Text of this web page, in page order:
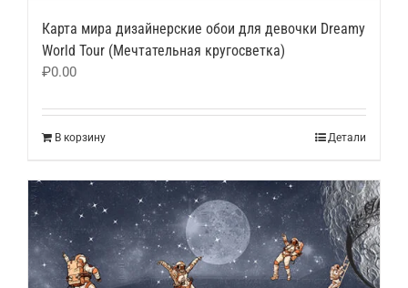
Карта мира дизайнерские обои для девочки Dreamy
World Tour (Мечтательная кругосветка)
₽0.00
В корзину Детали